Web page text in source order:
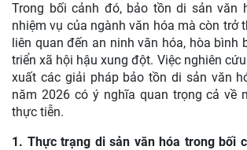
Trong bối cảnh đó, bảo tồn di sản văn
nhiệm vụ của ngành văn hóa mà còn trở
liên quan đến an ninh văn hóa, hòa bình
triển xã hội hậu xung đột. Việc nghiên
xuất các giải pháp bảo tồn di sản văn
năm 2026 có ý nghĩa quan trọng cả về
thực tiễn.
1. Thực trạng di sản văn hóa trong bối